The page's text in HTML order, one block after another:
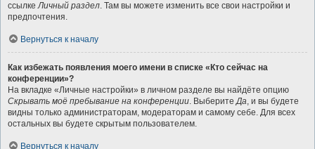
ссылкеЛичный раздел. Там вы можете изменить все свои настройки и
предпочтения.
Вернуться к началу
Как избежать появления моего имени в списке «Кто сейчас на
конференции»?
На вкладке «Личные настройки» в личном разделе вы найдёте опцию
Скрывать моё пребывание на конференции. ВыберитеДа, и вы будете
видны только администраторам, модераторам и самому себе. Для всех
остальных вы будете скрытым пользователем.
Вернуться к началу